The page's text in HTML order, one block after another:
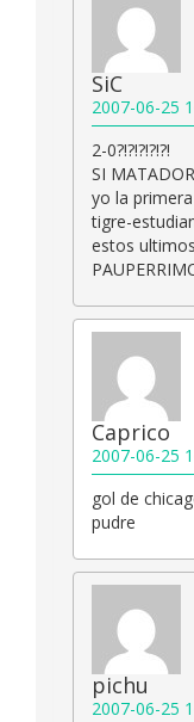
SiC
2007-06-25
2-0?!?!?!?!?!
SI
yo la
tigre-
estos
Caprico
2007-06-25
gol de
pudre
pichu
2007-06-25